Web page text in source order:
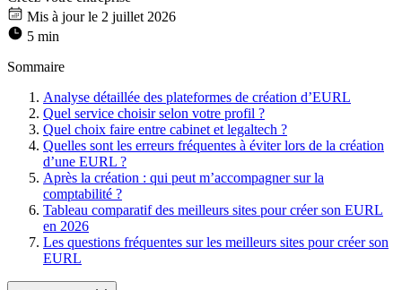
Mis à jour le 2 juillet 2026
5 min
Sommaire
Analyse détaillée des plateformes de création d’EURL
Quel service choisir selon votre profil ?
Quel choix faire entre cabinet et legaltech ?
Quelles sont les erreurs fréquentes à éviter lors de la création
d’une EURL ?
Après la création : qui peut m’accompagner sur la
comptabilité ?
Tableau comparatif des meilleurs sites pour créer son EURL
en 2026
Les questions fréquentes sur les meilleurs sites pour créer son
EURL